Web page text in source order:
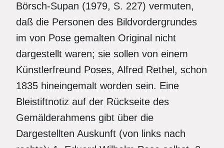
Börsch-Supan (1979, S. 227) vermuten,
daß die Personen des Bildvordergrundes
im von Pose gemalten Original nicht
dargestellt waren; sie sollen von einem
Künstlerfreund Poses, Alfred Rethel, schon
1835 hineingemalt worden sein. Eine
Bleistiftnotiz auf der Rückseite des
Gemälderahmens gibt über die
Dargestellten Auskunft (von links nach